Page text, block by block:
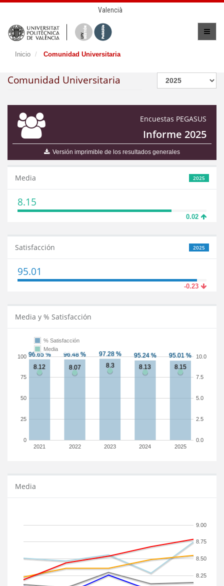
Valencià
Inicio Comunidad Universitaria
Comunidad Universitaria
Encuestas PEGASUS
Informe 2025
Versión imprimible de los resultados generales
2025
Media
8.15
0.02
2025
Satisfacción
95.01
-0.23
Media y % Satisfacción
2021 2022 2023 2024 2025
0
25
50
75
100
0.0
2.5
5.0
7.5
10.0
% Satisfacción
Media
Media
8.25
8.50
8.75
9.00